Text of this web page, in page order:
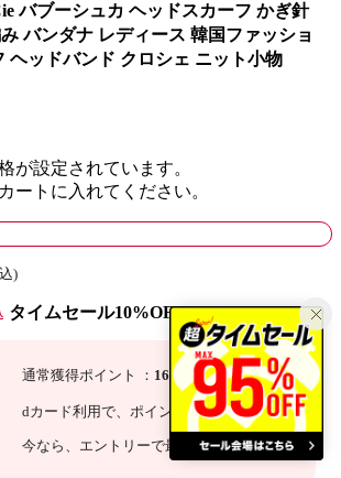
バブーシュカ ヘッドスカーフ かぎ針
バンダナ レディース 韓国ファッショ
ヘッドバンド クロシェ ニット小物
が設定されています。
ートに入れてください。
)
タイムセール10%OFF
通常獲得ポイント ： 16 P
dカード利用で、 ポイント 3倍 ：48P
今なら 、エントリーで最大 倍！詳細